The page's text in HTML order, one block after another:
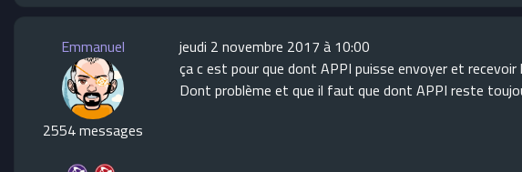
Emmanuel
2554 messages
jeudi 2 novembre 2017 à 10:00
ça c est pour que dont APPI puisse envoyer et recevoir
Dont problème et que il faut que dont APPI reste